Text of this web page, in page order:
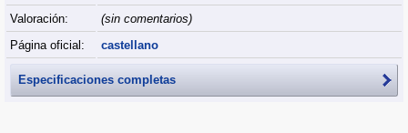
Valoración:
(sin comentarios)
Página oficial:
castellano
Especificaciones completas